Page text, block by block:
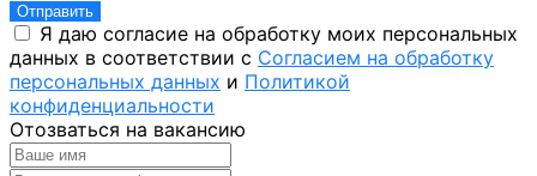
Отправить
Я даю согласие на обработку моих персональных
данных в соответствии с Согласием на обработку
персональных данных и Политикой
конфиденциальности
Отозваться на вакансию